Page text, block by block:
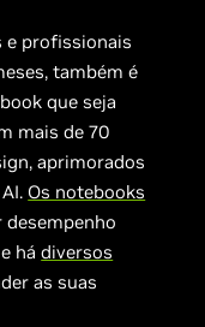
e profissionais
também é
que seja
mais de 70
aprimorados
Os notebooks
e hádiversos
as suas